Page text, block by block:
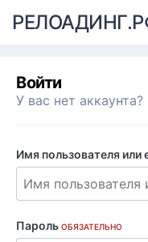
Войти
У вас нет аккаунта?
Имя пользователя или
Пароль ОБЯЗАТЕЛЬНО